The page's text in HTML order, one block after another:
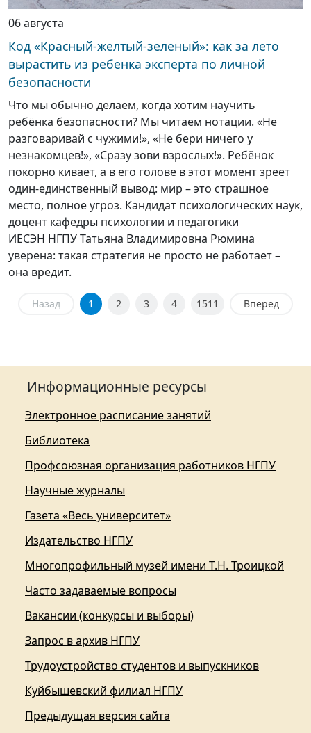
06 августа
Код «Красный-желтый-зеленый»: как за лето
вырастить из ребенка эксперта по личной
безопасности
Что мы обычно делаем, когда хотим научить
ребёнка безопасности? Мы читаем нотации. «Не
разговаривай с чужими!», «Не бери ничего у
незнакомцев!», «Сразу зови взрослых!». Ребёнок
покорно кивает, а в его голове в этот момент зреет
один-единственный вывод: мир – это страшное
место, полное угроз. Кандидат психологических наук,
доцент кафедры психологии и педагогики
ИЕСЭН НГПУ Татьяна Владимировна Рюмина
уверена: такая стратегия не просто не работает –
она вредит.
Назад 1 2 3 4 1511 Вперед
Информационные ресурсы
Электронное расписание занятий
Библиотека
Профсоюзная организация работников НГПУ
Научные журналы
Газета «Весь университет»
Издательство НГПУ
Многопрофильный музей имени Т.Н. Троицкой
Часто задаваемые вопросы
Вакансии (конкурсы и выборы)
Запрос в архив НГПУ
Трудоустройство студентов и выпускников
Куйбышевский филиал НГПУ
Предыдущая версия сайта